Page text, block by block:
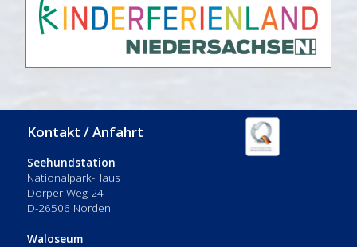
Kontakt / Anfahrt
Seehundstation
Nationalpark-Haus
Dörper Weg 24
D-26506 Norden
Waloseum